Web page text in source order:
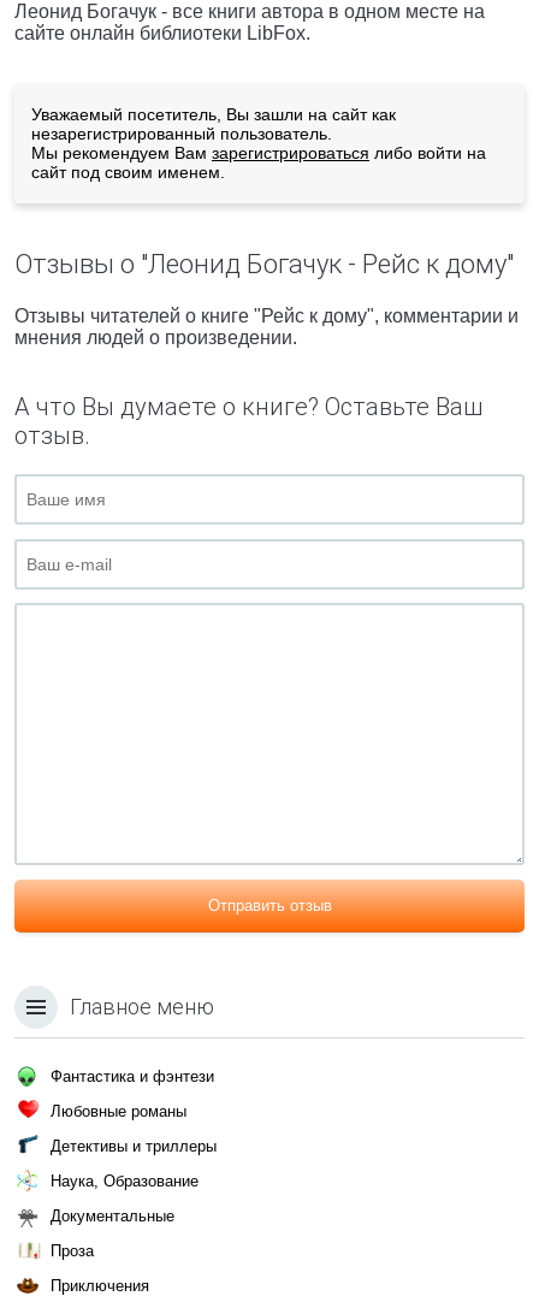
Леонид Богачук - все книги автора в одном месте на
сайте онлайн библиотеки LibFox.
Уважаемый посетитель, Вы зашли на сайт как
незарегистрированный пользователь.
Мы рекомендуем Вам зарегистрироваться либо войти на
сайт под своим именем.
Отзывы о "Леонид Богачук - Рейс к дому"
Отзывы читателей о книге "Рейс к дому", комментарии и
мнения людей о произведении.
А что Вы думаете о книге? Оставьте Ваш
отзыв.
Отправить отзыв
Главное меню
Фантастика и фэнтези
Любовные романы
Детективы и триллеры
Наука, Образование
Документальные
Проза
Приключения